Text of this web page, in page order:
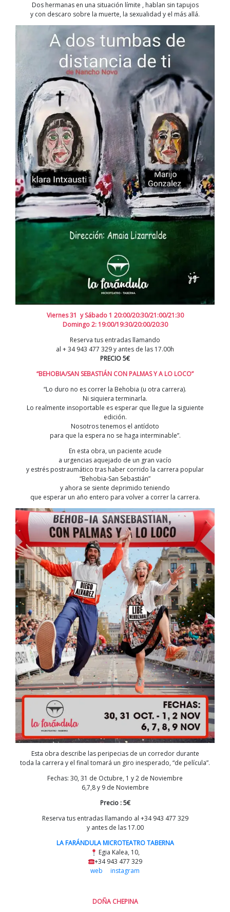
Dos hermanas en una situación límite , hablan sin tapujos
y con descaro sobre la muerte, la sexualidad y el más allá.
Viernes 31 y Sábado 1 20:00/20:30/21:00/21:30
Domingo 2: 19:00/19:30/20:00/20:30
Reserva tus entradas llamando
al + 34 943 477 329 y antes de las 17.00h
PRECIO 5€
“BEHOBIA/SAN SEBASTIÁN CON PALMAS Y A LO LOCO”
“Lo duro no es correr la Behobia (u otra carrera).
Ni siquiera terminarla.
Lo realmente insoportable es esperar que llegue la siguiente
edición.
Nosotros tenemos el antídoto
para que la espera no se haga interminable”.
En esta obra, un paciente acude
a urgencias aquejado de un gran vacío
y estrés postraumático tras haber corrido la carrera popular
“Behobia-San Sebastián”
y ahora se siente deprimido teniendo
que esperar un año entero para volver a correr la carrera.
Esta obra describe las peripecias de un corredor durante
toda la carrera y el final tomará un giro inesperado, “de película”.
Fechas: 30, 31 de Octubre, 1 y 2 de Noviembre
6,7,8 y 9 de Noviembre
Precio : 5€
Reserva tus entradas llamando al +34 943 477 329
y antes de las 17.00
LA FARÁNDULA MICROTEATRO TABERNA
Egia Kalea, 10,
+34 943 477 329
web
instagram
DOÑA CHEPINA